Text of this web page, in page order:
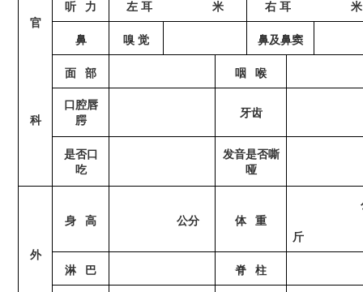
官
科
听 力 左 耳 米 右 耳 米
鼻 嗅 觉 鼻及鼻窦
面 部 咽 喉
口腔唇
腭
牙齿
是否口
吃
发音是否嘶
哑
外
身 高 公分 体 重
斤
淋 巴 脊 柱